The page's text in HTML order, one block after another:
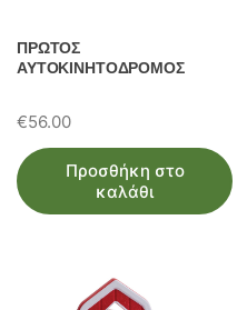
ΠΡΩΤΟΣ
ΑΥΤΟΚΙΝΗΤΟΔΡΟΜΟΣ
€56.00
Προσθήκη στο
καλάθι